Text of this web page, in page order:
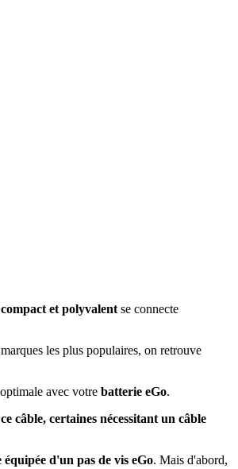
et polyvalentse connecte
les plus populaires, on retrouve
avec votre batterie eGo.
câble, certaines nécessitant un câble
équipée d'un pas de vis eGo. Mais d'abord,